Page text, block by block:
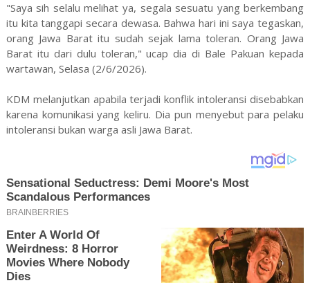
"Saya sih selalu melihat ya, segala sesuatu yang berkembang
itu kita tanggapi secara dewasa. Bahwa hari ini saya tegaskan,
orang Jawa Barat itu sudah sejak lama toleran. Orang Jawa
Barat itu dari dulu toleran," ucap dia di Bale Pakuan kepada
wartawan, Selasa (2/6/2026).
KDM melanjutkan apabila terjadi konflik intoleransi disebabkan
karena komunikasi yang keliru. Dia pun menyebut para pelaku
intoleransi bukan warga asli Jawa Barat.